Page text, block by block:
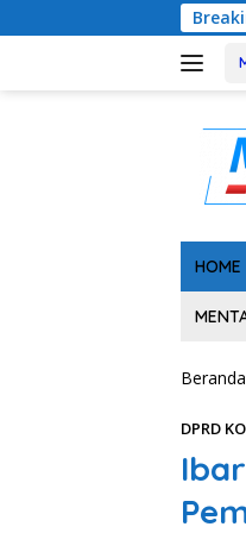
ke
Usai
HOME
Beranda
DPRD